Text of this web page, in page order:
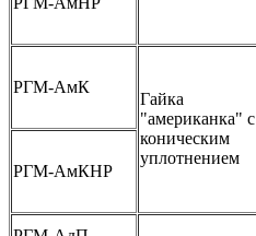
РГМ-АмК
Гайка
"американка" с
коническим
уплотнением
РГМ-АмКНР